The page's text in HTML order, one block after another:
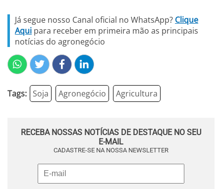
Já segue nosso Canal oficial no WhatsApp? Clique
Aqui para receber em primeira mão as principais
notícias do agronegócio
Tags: Soja Agronegócio Agricultura
RECEBA NOSSAS NOTÍCIAS DE DESTAQUE NO SEU
E-MAIL
CADASTRE-SE NA NOSSA NEWSLETTER